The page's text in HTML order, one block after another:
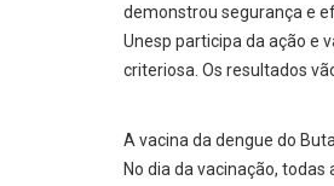
demonstrou segurança e
Unesp participa da ação e
criteriosa. Os resultados
A vacina da dengue do
No dia da vacinação, todas